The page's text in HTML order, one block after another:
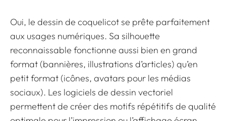
Oui, le dessin de coquelicot se prête parfaitement
aux usages numériques. Sa silhouette
reconnaissable fonctionne aussi bien en grand
format (bannières, illustrations d’articles) qu’en
petit format (icônes, avatars pour les médias
sociaux). Les logiciels de dessin vectoriel
permettent de créer des motifs répétitifs de qualité